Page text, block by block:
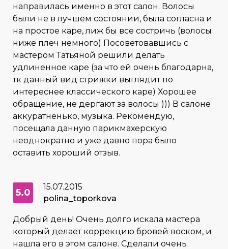
направилась именно в этот салон. Волосы
были не в лучшем состоянии, была согласна и
на простое каре, лиж бы все состричь (волосы
ниже плеч немного) Посоветовавшись с
мастером Татьяной решили делать
удлиненное каре (за что ей очень благодарна,
тк данный вид стрижки выглядит по
интереснее классического каре) Хорошее
обращение, не дергают за волосы ))) В салоне
аккуратненько, музыка. Рекомендую,
посещала данную парикмахерскую
неоднократно и уже давно пора было
оставить хороший отзыв.
5.0
15.07.2015
polina_toporkova
Добрый день! Очень долго искала мастера
который делает коррекцию бровей воском, и
нашла его в этом салоне. Сделали очень